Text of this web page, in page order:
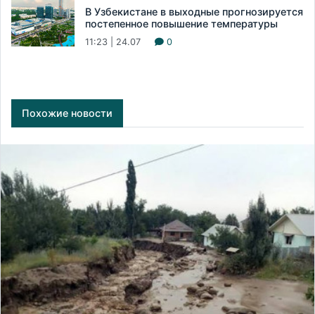
В Узбекистане в выходные прогнозируется
постепенное повышение температуры
11:23 | 24.07 0
Похожие новости